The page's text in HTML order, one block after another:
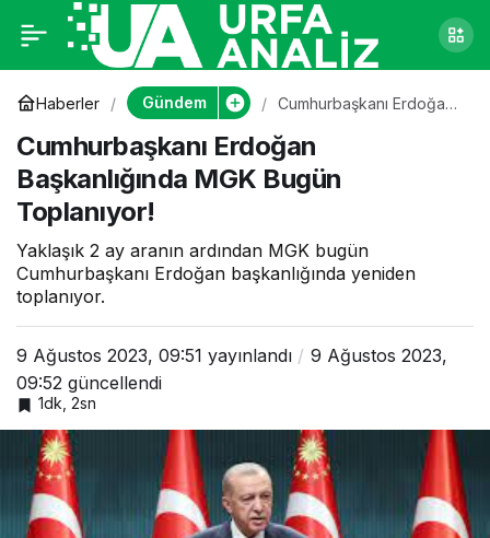
Haberler Gündem
Cumhurbaşkanı Erdoğan
Bugün Toplanıyor!
Cumhurbaşkanı Erdoğan
Başkanlığında MGK Bugün
Toplanıyor!
Yaklaşık 2 ay aranın ardından MGK bugün
Cumhurbaşkanı Erdoğan başkanlığında yeniden
toplanıyor.
9 Ağustos 2023, 09:51 yayınlandı
9 Ağustos 2023,
09:52 güncellendi
1dk, 2sn
Cumhurbaşkanı
Erdoğan
Başkanlığında MGK
Bugün Toplanıyor!
0